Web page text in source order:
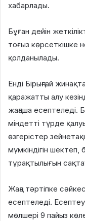
хабарлады.
Бұған дейін
тоғыз көрсеткішке
қолданылады.
Енді Бірыңғай
қаражатты алу
жаңаша есептеледі.
міндетті түрде
өзгерістер
мүмкіндігін шектеп,
тұрақтылығын
Жаңа тәртіпке
есептеледі.
мөлшері 9 пайыз